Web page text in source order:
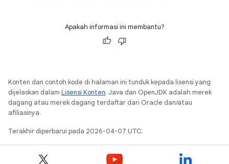
Apakah informasi ini membantu?
Konten dan contoh kode di halaman ini tunduk kepada lisensi yang
dijelaskan dalam Lisensi Konten. Java dan OpenJDK adalah merek
dagang atau merek dagang terdaftar dari Oracle dan/atau
afiliasinya.
Terakhir diperbarui pada 2026-04-07 UTC.